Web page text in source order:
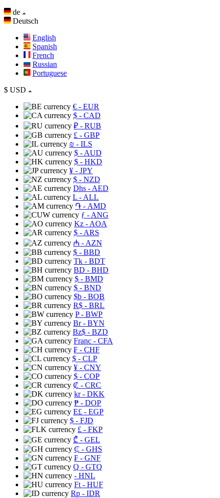
de
Deutsch
English
Spanish
French
Russian
Portuguese
$ USD
€ - EUR
$ - CAD
₽ - RUB
£ - GBP
₪ - ILS
$ - AUD
$ - HKD
¥ - JPY
$ - NZD
Dhs - AED
L - ALL
֏ - AMD
ƒ - ANG
Kz - AOA
$ - ARS
₼ - AZN
$ - BBD
Tk - BDT
BD - BHD
$ - BMD
$ - BND
$b - BOB
R$ - BRL
P- BWP
Br- BYN
Bz$ - BZD
Franc - CFA
₣ - CHF
$ - CLP
¥ - CNY
$ - COP
₡ - CRC
kr- DKK
₱ - DOP
E£ - EGP
$ - FJD
£ - FKP
₾ - GEL
₵ - GHS
₣ - GNF
Q - GTQ
- HNL
Ft - HUF
Rp - IDR